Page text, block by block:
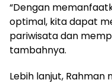
“Dengan
optimal, kita dapat
pariwisata dan
tambahnya.
Lebih lanjut,